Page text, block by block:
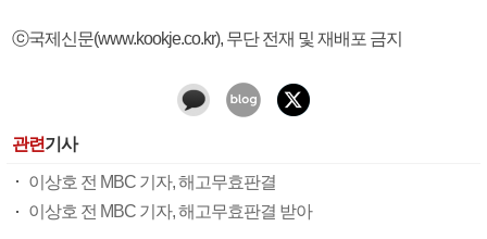
ⓒ국제신문(www.kookje.co.kr), 무단 전재 및 재배포 금지
관련기사
이상호 전 MBC 기자, 해고무효판결
이상호 전 MBC 기자, 해고무효판결 받아